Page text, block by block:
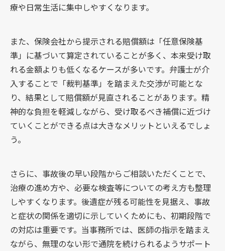
療や日常生活に集中しやすくなります。
また、保険会社から提示される賠償額は「任意保険基
準」に基づいて算定されていることが多く、本来受け取
れる金額よりも低くなるケースが多いです。弁護士が介
入することで「裁判基準」を踏まえた交渉が可能とな
り、結果として賠償額が見直されることがあります。精
神的な負担を軽減しながら、受け取るべき補償に近づけ
ていくことができる点は大きなメリットといえるでしょ
う。
さらに、事故後の早い段階からご相談いただくことで、
治療の進め方や、必要な検査等についての考え方も整理
しやすくなります。後遺症が残る可能性を見据え、事故
と症状の関係を適切に示していくためにも、初期段階で
の対応は重要です。当事務所では、医師の指示を踏まえ
ながら、無理のない形で通院を続けられるようサポート